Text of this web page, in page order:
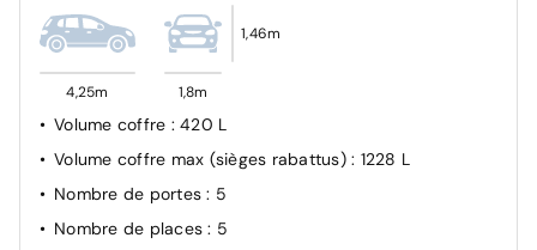
4,25m 1,8m
1,46m
Volume coffre : 420 L
Volume coffre max (sièges rabattus) : 1228 L
Nombre de portes: 5
Nombre de places: 5